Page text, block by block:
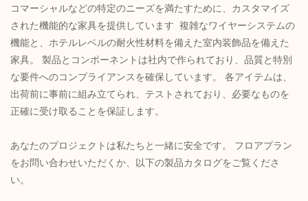
コマーシャルなどの特定のニーズを満たすために、カスタマイズ
された機能的な家具を提供しています 複雑なワイヤーシステムの
機能と、ホテルレベルの耐火性材料を備えた室内装飾品を備えた
家具。 製品とコンポーネントは社内で作られており、品質と特別
な要件へのコンプライアンスを確保しています。 各アイテムは、
出荷前に事前に組み立てられ、テストされており、必要なものを
正確に受け取ることを保証します。
あなたのプロジェクトは私たちと一緒に安全です。 フロアプラン
をお問い合わせいただくか、以下の製品カタログをご覧くださ
い。